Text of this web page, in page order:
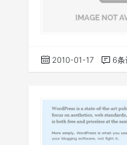
2010-01-17 6条